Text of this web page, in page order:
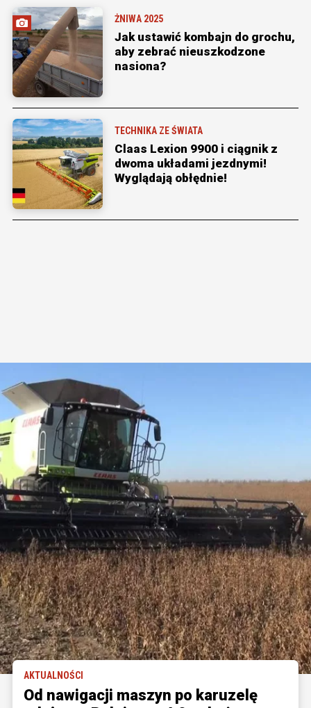
ŻNIWA 2025
Jak ustawić kombajn do grochu,
aby zebrać nieuszkodzone
nasiona?
TECHNIKA ZE ŚWIATA
Claas Lexion 9900 i ciągnik z
dwoma układami jezdnymi!
Wyglądają obłędnie!
AKTUALNOŚCI
Od nawigacji maszyn po karuzelę